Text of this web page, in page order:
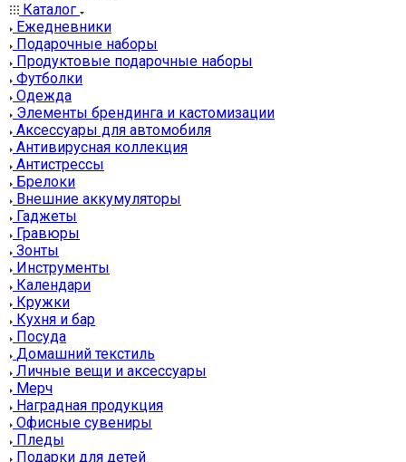
Каталог
Ежедневники
Подарочные наборы
Продуктовые подарочные наборы
Футболки
Одежда
Элементы брендинга и кастомизации
Аксессуары для автомобиля
Антивирусная коллекция
Антистрессы
Брелоки
Внешние аккумуляторы
Гаджеты
Гравюры
Зонты
Инструменты
Календари
Кружки
Кухня и бар
Посуда
Домашний текстиль
Личные вещи и аксессуары
Мерч
Наградная продукция
Офисные сувениры
Пледы
Подарки для детей